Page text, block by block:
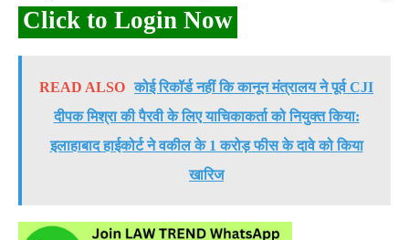
Click to Login Now
READ ALSO कोई रिकॉर्ड नहीं कि कानून मंत्रालय ने पूर्व CJI
दीपक मिश्रा की पैरवी के लिए याचिकाकर्ता को नियुक्त किया:
इलाहाबाद हाईकोर्ट ने वकील के 1 करोड़ फीस के दावे को किया
खारिज